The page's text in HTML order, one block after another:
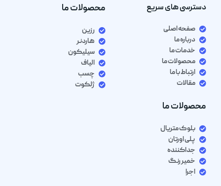
دسترسی های سریع
صفحه اصلی
درباره ما
خدمات ما
محصولات ما
ارتباط با ما
مقالات
محصولات ما
رزین
هاردنر
سیلیکون
الیاف
چسب
ژلکوت
محصولات ما
بلوک متریال
پلی اورتان
جداکننده
خمیر رنگ
اجرا